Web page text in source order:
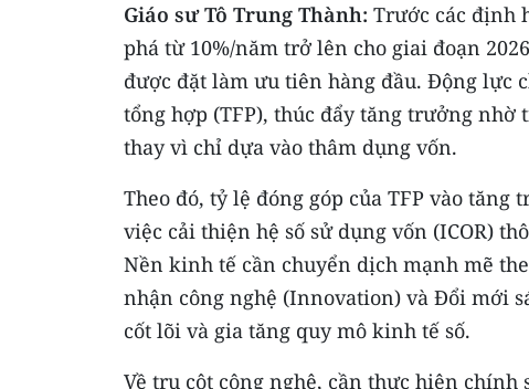
Giáo sư Tô Trung Thành: Trước các định
phá từ 10%/năm trở lên cho giai đoạn
được đặt làm ưu tiên hàng đầu. Động lực
tổng hợp (TFP), thúc đẩy tăng trưởng
thay vì chỉ dựa vào thâm dụng vốn.
Theo đó, tỷ lệ đóng góp của TFP vào
việc cải thiện hệ số sử dụng vốn (ICOR)
Nền kinh tế cần chuyển dịch mạnh mẽ
nhận công nghệ (Innovation) và Đổi mới
cốt lõi và gia tăng quy mô kinh tế số.
Về trụ cột công nghệ, cần thực hiện chính